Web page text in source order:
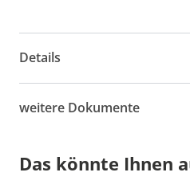
Details
weitere Dokumente
Das könnte Ihnen